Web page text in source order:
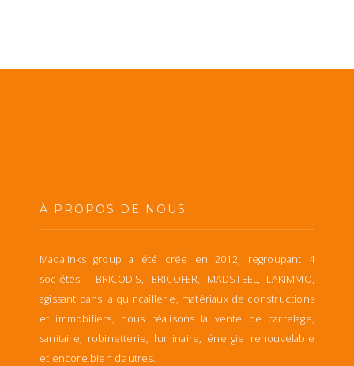
À PROPOS DE NOUS
Madalinks group a été crée en 2012, regroupant 4
sociétés : BRICODIS, BRICOFER, MADSTEEL, LAKIMMO,
agissant dans la quincaillerie, matériaux de constructions
et immobiliers, nous réalisons la vente de carrelage,
sanitaire, robinetterie, luminaire, énergie renouvelable
et encore bien d’autres.